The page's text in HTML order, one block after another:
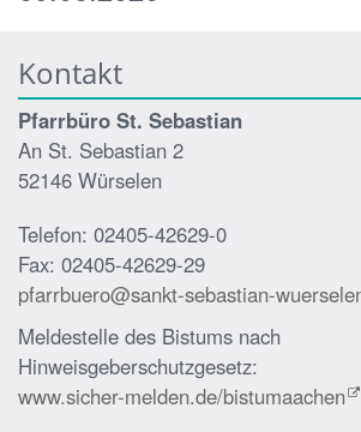
Kontakt
Pfarrbüro St. Sebastian
An St. Sebastian 2
52146 Würselen
Telefon: 02405-42629-0
Fax: 02405-42629-29
pfarrbuero@sankt-sebastian-
Meldestelle des Bistums nach
Hinweisgeberschutzgesetz:
www.sicher-melden.de/bistumaachen